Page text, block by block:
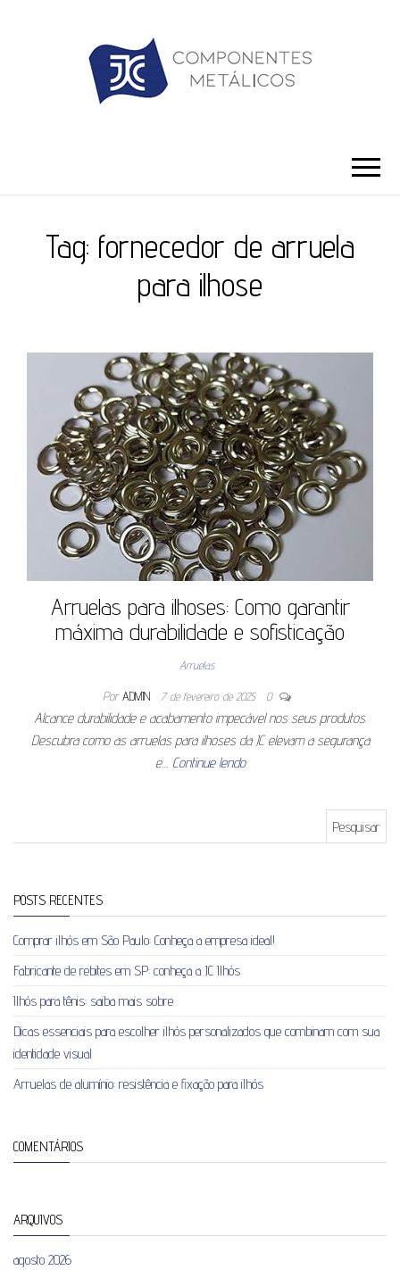
Tag: fornecedor de arruela
para ilhose
Arruelas para ilhoses: Como garantir
máxima durabilidade e sofisticação
Arruelas
Por ADMIN 7 de fevereiro de 2025 0
Alcance durabilidade e acabamento impecável nos seus produtos.
Descubra como as arruelas para ilhoses da JC elevam a segurança
e… Continue lendo
POSTS RECENTES
Comprar ilhós em São Paulo: Conheça a empresa ideal!
Fabricante de rebites em SP: conheça a JC Ilhós
Ilhós para tênis: saiba mais sobre
Dicas essenciais para escolher ilhós personalizados que combinam com sua
identidade visual
Arruelas de alumínio: resistência e fixação para ilhós
COMENTÁRIOS
ARQUIVOS
agosto 2026